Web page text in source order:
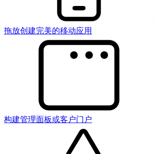
拖放创建完美的移动应用
构建管理面板或客户门户